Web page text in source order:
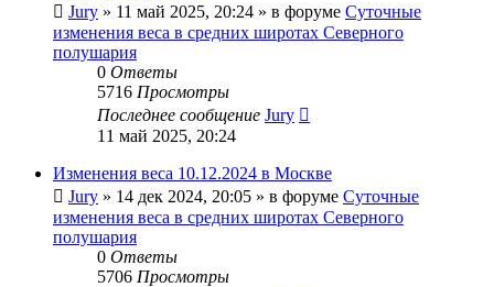
Jury » 11 май 2025, 20:24 » в форуме Суточные
изменения веса в средних широтах Северного
полушария
0 Ответы
5716 Просмотры
Последнее сообщение Jury
11 май 2025, 20:24
Изменения веса 10.12.2024 в Москве
Jury » 14 дек 2024, 20:05 » в форуме Суточные
изменения веса в средних широтах Северного
полушария
0 Ответы
5706 Просмотры